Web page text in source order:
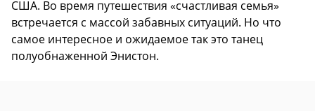
США. Во время путешествия «счастливая семья»
встречается с массой забавных ситуаций. Но что
самое интересное и ожидаемое так это танец
полуобнаженной Энистон.